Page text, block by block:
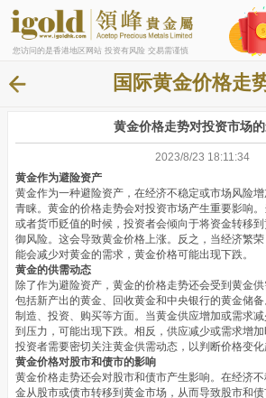
您访问的是香港地区网站 投资有风险 交易需谨慎
国际黄金价格走
黄金价格走势对投资市场
2023/8/23 18:11:34
黄金作为避险资产
黄金作为一种避险资产，在经济不稳定或市场风险
青睐。黄金的价格走势会对投资市场产生重要影响
或者货币贬值的时候，投资者会倾向于将资金转移
御风险。这会导致黄金价格上涨。反之，当经济繁
能会减少对黄金的需求，黄金价格可能出现下跌。
黄金的供需动态
除了作为避险资产，黄金的价格走势还会受到黄金
包括新产出的黄金、回收黄金和中央银行的黄金储
制造、投资、购买等方面。当黄金供应增加或需求
到压力，可能出现下跌。相反，供应减少或需求增加
投资者需要密切关注黄金供需动态，以判断价格变化
黄金价格对股市和债市的影响
黄金价格走势还会对股市和债市产生影响。在经济
金从股市或债市转移到黄金市场，从而导致股市和